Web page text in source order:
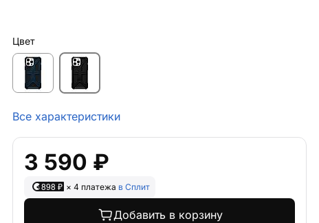
Цвет
Все характеристики
3 590 ₽
898 ₽ × 4 платежа в Сплит
Добавить в корзину